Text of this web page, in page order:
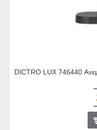
DICTRO LUX 746440